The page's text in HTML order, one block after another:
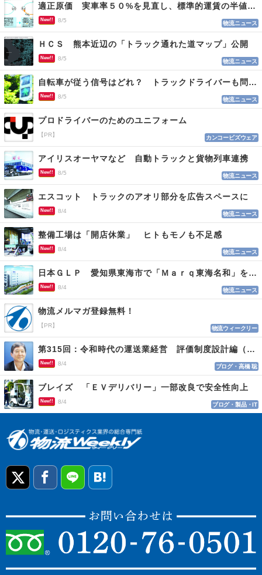
適正原価 実車率５０%を見直し、標準的運賃の半値の恐れも
New!! 8/5 物流ニュース
ＨＣＳ 熊本近辺の「トラック通れた道マップ」公開
New!! 8/5 物流ニュース
自転車が従う信号はどれ？ トラックドライバーも問われる認識
New!! 8/5 物流ニュース
プロドライバーのためのユニフォーム
【PR】 カンコービズウェア
アイリスオーヤマなど 自動トラックと貨物列車連携
New!! 8/5 物流ニュース
エスコット トラックのアオリ部分を広告スペースに
New!! 8/4 物流ニュース
整備工場は「開店休業」 ヒトもモノも不足感
New!! 8/4 物流ニュース
日本ＧＬＰ 愛知県東海市で「Ｍａｒｑ東海名和」を開発
New!! 8/4 物流ニュース
物流メルマガ登録無料！
【PR】 物流ウィークリー
第315回：令和時代の運送業経営 評価制度設計編（１１５）
New!! 8/4 ブログ・高橋 聡
ブレイズ 「ＥＶデリバリー」一部改良で安全性向上
New!! 8/4 ブログ・製品・IT